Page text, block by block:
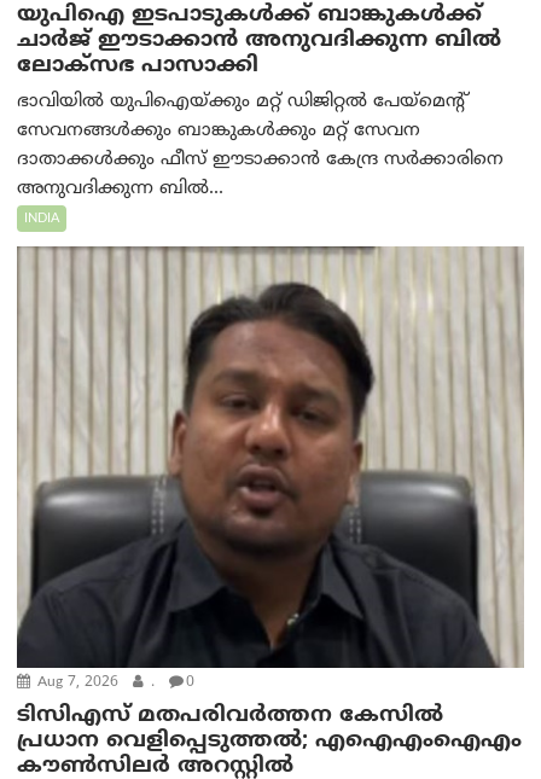
യുപിഐ ഇടപാടുകൾക്ക് ബാങ്കുകൾക്ക്
ചാർജ് ഈടാക്കാൻ അനുവദിക്കുന്ന ബിൽ
ലോക്‌സഭ പാസാക്കി
ഭാവിയിൽ യുപിഐയ്ക്കും മറ്റ് ഡിജിറ്റൽ പേയ്‌മെന്റ്
സേവനങ്ങൾക്കും ബാങ്കുകൾക്കും മറ്റ് സേവന
ദാതാക്കൾക്കും ഫീസ് ഈടാക്കാൻ കേന്ദ്ര സർക്കാരിനെ
അനുവദിക്കുന്ന ബിൽ...
INDIA
Aug 7, 2026 . 0
ടിസിഎസ് മതപരിവർത്തന കേസിൽ
പ്രധാന വെളിപ്പെടുത്തൽ; എഐഎംഐഎം
കൗൺസിലർ അറസ്റ്റിൽ